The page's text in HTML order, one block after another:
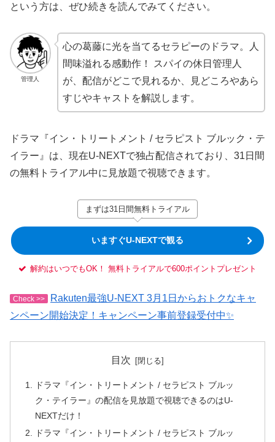
という方は、ぜひ続きを読んでみてください。
管理人
心の葛藤に光を当てるセラピーのドラマ。人
間味溢れる感動作！ スパイの休日管理人
が、配信がどこで見れるか、見どころやあら
すじやキャストを解説します。
ドラマ『イン・トリートメント / セラピスト ブルック・テ
イラー』は、現在U-NEXTで独占配信されており、31日間
の無料トライアル中に見放題で視聴できます。
まずは31日間無料トライアル
いますぐU-NEXTで観る
解約はいつでもOK！ 無料トライアルで600ポイントプレゼント
Check >>
Rakuten最強U-NEXT 3月1日からおトクなキャ
ンペーン開始決定！キャンペーン事前登録受付中✨
目次
ドラマ『イン・トリートメント / セラピスト ブルッ
ク・テイラー』の配信を見放題で視聴できるのはU-
NEXTだけ！
ドラマ『イン・トリートメント / セラピスト ブルッ